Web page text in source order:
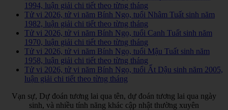
1994, luận giải chi tiết theo từng tháng
Tử vi 2026, tử vi năm Bính Ngọ, tuổi Nhâm Tuất sinh năm
1982, luận giải chi tiết theo từng tháng
Tử vi 2026, tử vi năm Bính Ngọ, tuổi Canh Tuất sinh năm
1970, luận giải chi tiết theo từng tháng
Tử vi 2026, tử vi năm Bính Ngọ, tuổi Mậu Tuất sinh năm
1958, luận giải chi tiết theo từng tháng
Tử vi 2026, tử vi năm Bính Ngọ, tuổi Ất Dậu sinh năm 2005,
luận giải chi tiết theo từng tháng
Vạn sự, Dự đoán tương lai qua tên, dự đoán tương lai qua ngày
sinh, và nhiều tính năng khác cập nhật thường xuyên